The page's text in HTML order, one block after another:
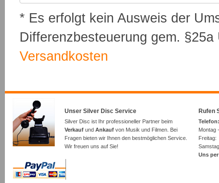
* Es erfolgt kein Ausweis der
Differenzbesteuerung gem.
Versandkosten
Unser Silver Disc Service
Silver Disc ist Ihr professioneller Partner beim
Verkauf und Ankauf von Musik und Filmen. Bei
Fragen bieten wir Ihnen den bestmöglichen Service.
Wir freuen uns auf Sie!
Rufen
Montag
Uns